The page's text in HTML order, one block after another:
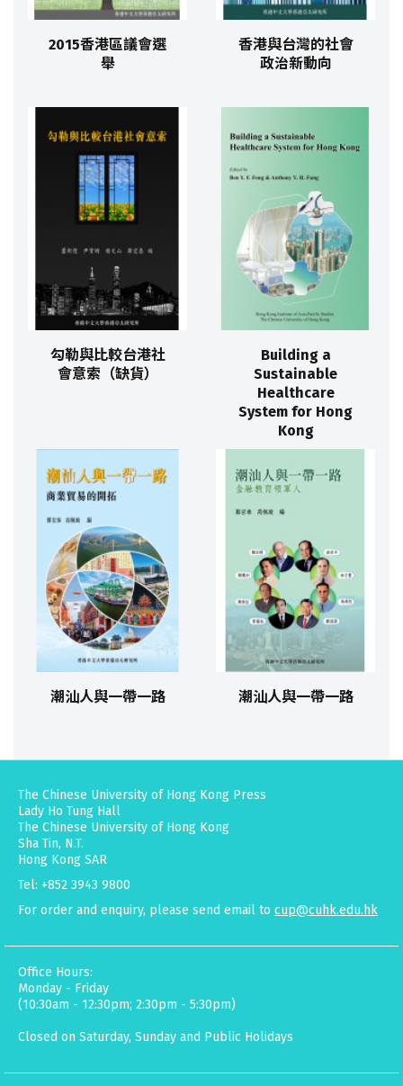
2015香港區議會選
舉
香港與台灣的社會
政治新動向
勾勒與比較台港社
會意索（缺貨）
Building a
Sustainable
Healthcare
System for Hong
Kong
潮汕人與一帶一路 潮汕人與一帶一路
The Chinese University of Hong Kong Press
Lady Ho Tung Hall
The Chinese University of Hong Kong
Sha Tin, N.T.
Hong Kong SAR
Tel: +852 3943 9800
For order and enquiry, please send email to cup@cuhk.edu.hk
Office Hours:
Monday - Friday
(10:30am - 12:30pm; 2:30pm - 5:30pm)
Closed on Saturday, Sunday and Public Holidays